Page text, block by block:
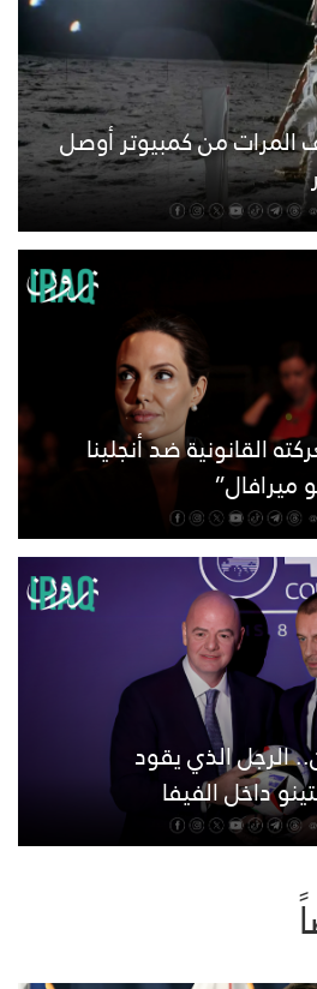
المرات من كمبيوتر أوصل
القانونية ضد أنجلينا
الرجل الذي يقود
داخل الفيفا